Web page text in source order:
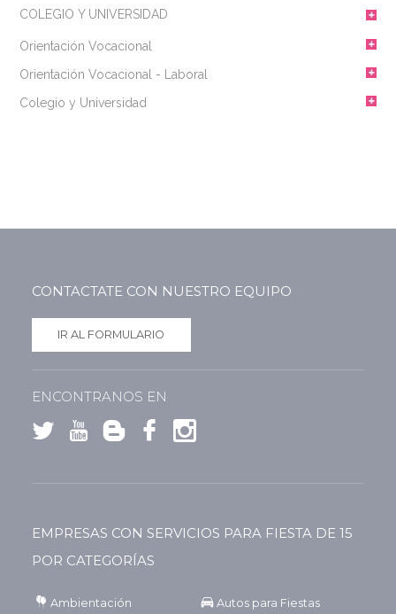
COLEGIO Y UNIVERSIDAD
Orientación Vocacional
Orientación Vocacional - Laboral
Colegio y Universidad
CONTACTATE CON NUESTRO EQUIPO
IR AL FORMULARIO
ENCONTRANOS EN
EMPRESAS CON SERVICIOS PARA FIESTA DE 15
POR CATEGORÍAS
Ambientación Autos para Fiestas